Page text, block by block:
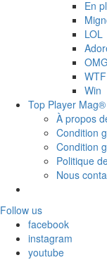
En
LOL
OMG
WTF
Win
Top Player Mag®
À propos
Condition
Condition
Politique
Nous
Follow us
facebook
instagram
youtube